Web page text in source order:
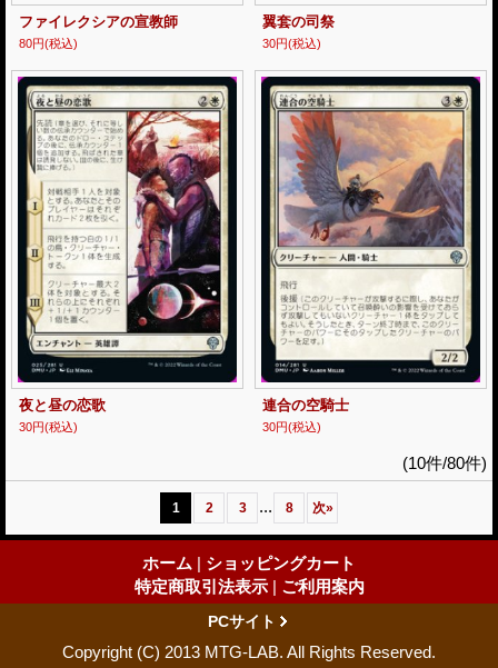
ファイレクシアの宣教師
80円(税込)
翼套の司祭
30円(税込)
夜と昼の恋歌
30円(税込)
連合の空騎士
30円(税込)
(10件/80件)
1 2 3 ... 8 次»
ホーム | ショッピングカート
特定商取引法表示 | ご利用案内
PCサイト
Copyright (C) 2013 MTG-LAB. All Rights Reserved.